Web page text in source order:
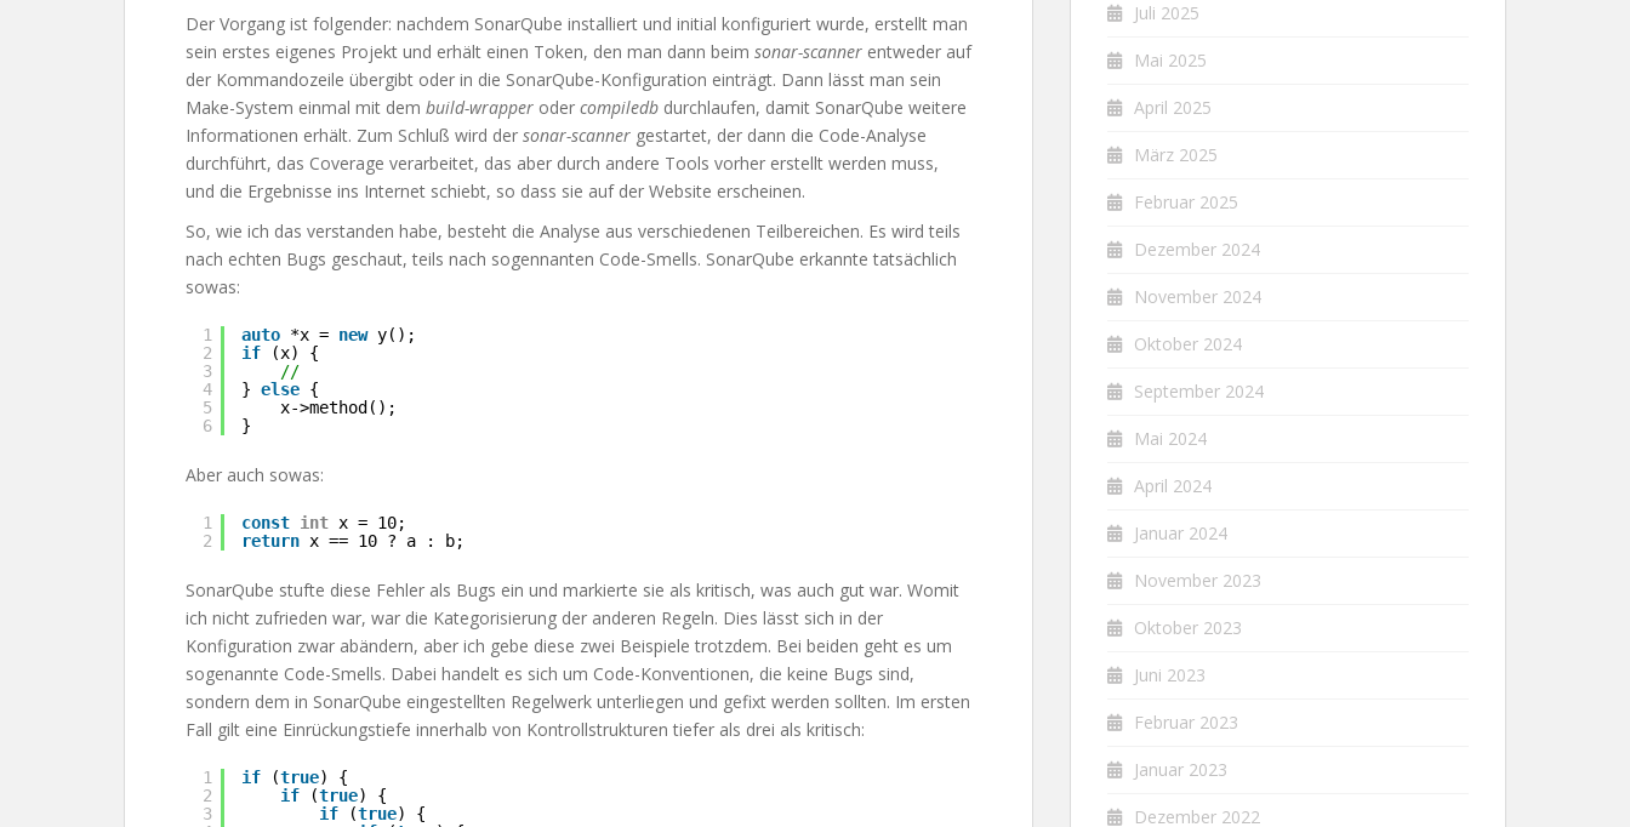
Der Vorgang ist folgender: nachdem SonarQube installiert und initial konfiguriert wurde, erstellt man
sein erstes eigenes Projekt und erhält einen Token, den man dann beim sonar-scanner entweder auf
der Kommandozeile übergibt oder in die SonarQube-Konfiguration einträgt. Dann lässt man sein
Make-System einmal mit dem build-wrapper oder compiledb durchlaufen, damit SonarQube weitere
Informationen erhält. Zum Schluß wird der sonar-scanner gestartet, der dann die Code-Analyse
durchführt, das Coverage verarbeitet, das aber durch andere Tools vorher erstellt werden muss,
und die Ergebnisse ins Internet schiebt, so dass sie auf der Website erscheinen.
So, wie ich das verstanden habe, besteht die Analyse aus verschiedenen Teilbereichen. Es wird teils
nach echten Bugs geschaut, teils nach sogennanten Code-Smells. SonarQube erkannte tatsächlich
sowas:
1
2
3
4
5
6
auto *x = new y();
if
(x) {
//
} else {
x->method();
}
Aber auch sowas:
1
2
const int x = 10;
return x == 10 ? a : b;
SonarQube stufte diese Fehler als Bugs ein und markierte sie als kritisch, was auch gut war. Womit
ich nicht zufrieden war, war die Kategorisierung der anderen Regeln. Dies lässt sich in der
Konfiguration zwar abändern, aber ich gebe diese zwei Beispiele trotzdem. Bei beiden geht es um
sogenannte Code-Smells. Dabei handelt es sich um Code-Konventionen, die keine Bugs sind,
sondern dem in SonarQube eingestellten Regelwerk unterliegen und gefixt werden sollten. Im ersten
Fall gilt eine Einrückungstiefe innerhalb von Kontrollstrukturen tiefer als drei als kritisch:
1
2
3
if (true) {
if
(true) {
if
(true) {
Juli 2025
Mai 2025
April 2025
März 2025
Februar 2025
Dezember 2024
November 2024
Oktober 2024
September 2024
Mai 2024
April 2024
Januar 2024
November 2023
Oktober 2023
Juni 2023
Februar 2023
Januar 2023
Dezember 2022